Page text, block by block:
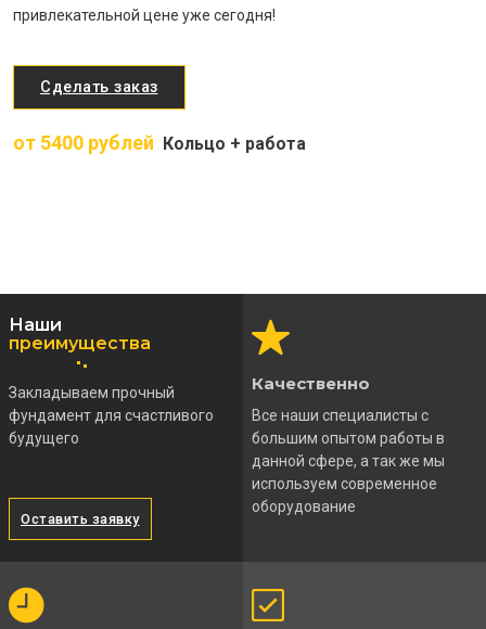
привлекательной цене уже сегодня!
Сделать заказ
от 5400 рублей Кольцо + работа
Наши
преимущества
Закладываем прочный
фундамент для счастливого
будущего
Оставить заявку
Качественно
Все наши специалисты с
большим опытом работы в
данной сфере, а так же мы
используем современное
оборудование